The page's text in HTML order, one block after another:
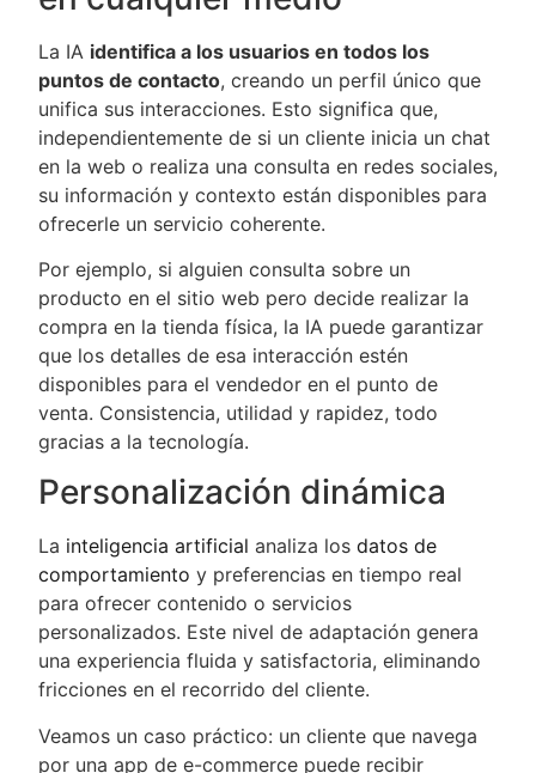
La IA identifica a los usuarios en todos los
puntos de contacto, creando un perfil único que
unifica sus interacciones. Esto significa que,
independientemente de si un cliente inicia un chat
en la web o realiza una consulta en redes sociales,
su información y contexto están disponibles para
ofrecerle un servicio coherente.
Por ejemplo, si alguien consulta sobre un
producto en el sitio web pero decide realizar la
compra en la tienda física, la IA puede garantizar
que los detalles de esa interacción estén
disponibles para el vendedor en el punto de
venta. Consistencia, utilidad y rapidez, todo
gracias a la tecnología.
Personalización dinámica
La inteligencia artificial analiza los datos de
comportamiento y preferencias en tiempo real
para ofrecer contenido o servicios
personalizados. Este nivel de adaptación genera
una experiencia fluida y satisfactoria, eliminando
fricciones en el recorrido del cliente.
Veamos un caso práctico: un cliente que navega
por una app de e-commerce puede recibir